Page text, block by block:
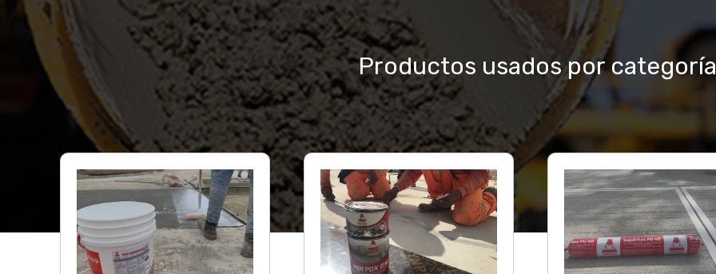
Productos usados por categoría